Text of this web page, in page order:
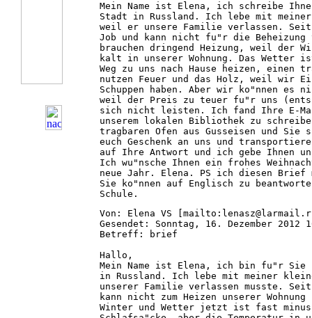
Mein Name ist Elena, ich schreibe
Stadt in Russland. Ich lebe mit
weil er unsere Familie verlassen.
Job und kann nicht fu"r die Beheizung
brauchen dringend Heizung, weil der
kalt in unserer Wohnung. Das Wetter
Weg zu uns nach Hause heizen,
nutzen Feuer und das Holz, weil wir
Schuppen haben. Aber wir ko"nnen es
weil der Preis zu teuer fu"r uns
sich nicht leisten. Ich fand Ihre E-
unserem lokalen Bibliothek zu
tragbaren Ofen aus Gusseisen und
euch Geschenk an uns und
auf Ihre Antwort und ich gebe Ihnen
Ich wu"nsche Ihnen ein frohes
neue Jahr. Elena. PS ich diesen
Sie ko"nnen auf Englisch zu
Schule.
Von: Elena VS
Gesendet: Sonntag, 16. Dezember 2012
Betreff: brief
Hallo,
Mein Name ist Elena, ich bin fu"r
in Russland. Ich lebe mit meiner
unserer Familie verlassen musste.
kann nicht zum Heizen unserer
Winter und Wetter jetzt ist fast